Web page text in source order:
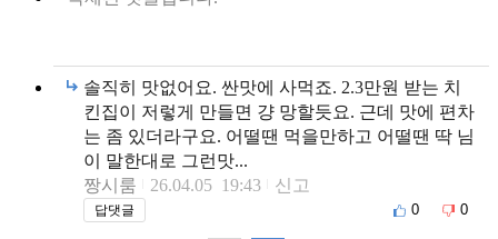
솔직히 맛없어요. 싼맛에 사먹죠. 2.3만원 받는 치
킨집이 저렇게 만들면 걍 망할듯요. 근데 맛에 편차
는 좀 있더라구요. 어떨땐 먹을만하고 어떨땐 딱 님
이 말한대로 그런맛...
짱시룸
26.04.05 19:43 신고
답댓글 0 0